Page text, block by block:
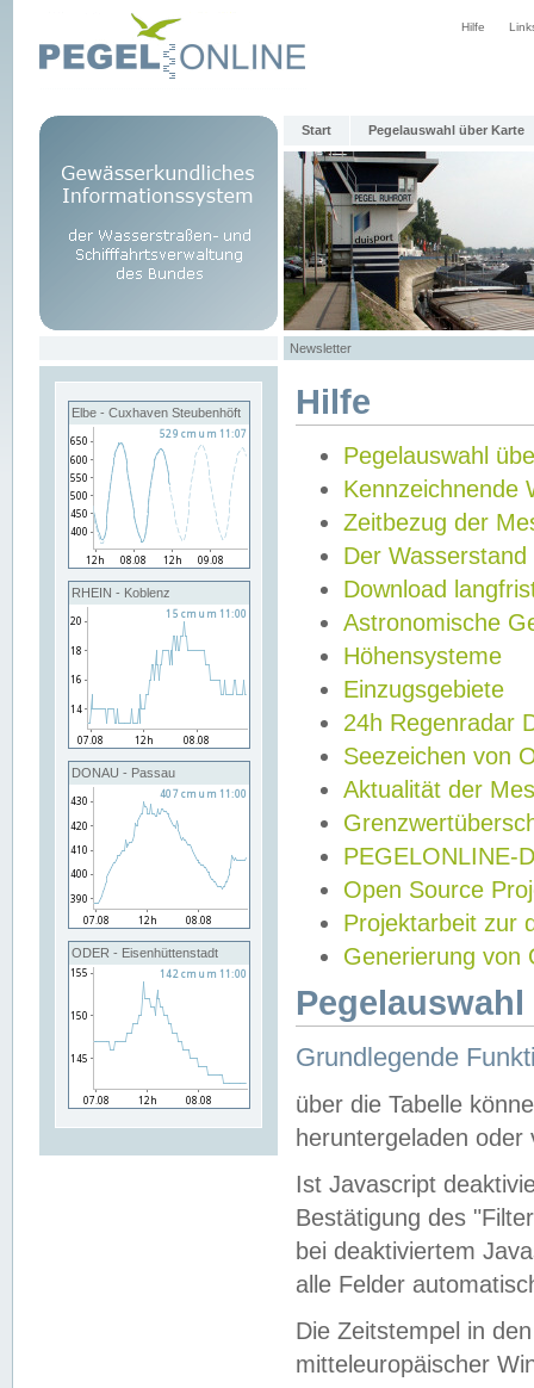
Hilfe
Start Pegelauswahl über Karte
Newsletter
Elbe - Cuxhaven Steubenhöft
RHEIN - Koblenz
DONAU - Passau
ODER - Eisenhüttenstadt
Hilfe
Pegelauswahl
Kennzeichnende
Zeitbezug der
Der Wasserstand
Download
Astronomische
Höhensysteme
Einzugsgebiete
24h Regenradar
Seezeichen von
Aktualität der
PEGELONLINE-
Open Source
Projektarbeit zur
Generierung von
Grundlegende
über die Tabelle
heruntergeladen oder
Ist Javascript
Bestätigung des
bei deaktiviertem
alle Felder
Die Zeitstempel in
mitteleuropäischer